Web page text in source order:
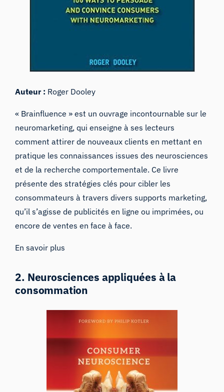
Auteur : Roger Dooley
« Brainfluence » est un ouvrage incontournable sur le
neuromarketing, qui enseigne à ses lecteurs
comment attirer de nouveaux clients en mettant en
pratique les connaissances issues des neurosciences
et de la recherche comportementale. Ce livre
présente des stratégies clés pour cibler les
consommateurs à travers divers supports marketing,
qu’il s’agisse de publicités en ligne ou imprimées, ou
encore de ventes en face à face.
En savoir plus
2. Neurosciences appliquées à la
consommation